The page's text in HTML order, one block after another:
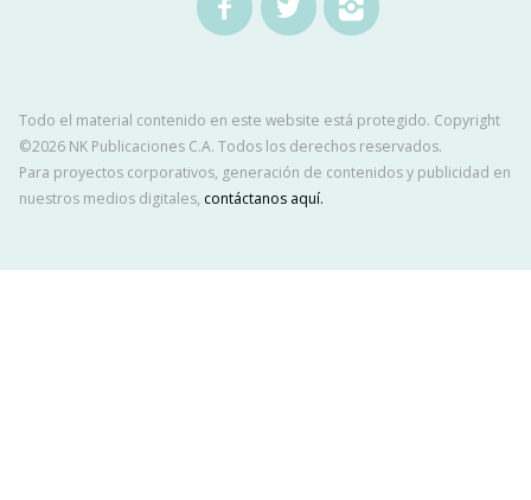
Todo el material contenido en este website está protegido. Copyright
©2026 NK Publicaciones C.A. Todos los derechos reservados.
Para proyectos corporativos, generación de contenidos y publicidad en
nuestros medios digitales, contáctanos aquí.